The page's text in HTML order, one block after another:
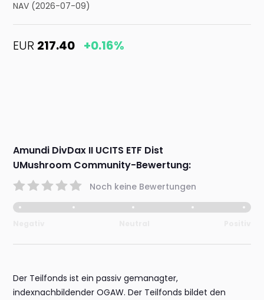
NAV (2026-07-09)
EUR 217.40 +0.16%
Amundi DivDax II UCITS ETF Dist
UMushroom Community-Bewertung:
Noch keine Bewertungen
Der Teilfonds ist ein passiv gemanagter,
indexnachbildender OGAW. Der Teilfonds bildet den